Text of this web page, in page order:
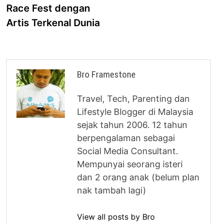
Race Fest dengan
Artis Terkenal Dunia
Bro Framestone
Travel, Tech, Parenting dan
Lifestyle Blogger di Malaysia
sejak tahun 2006. 12 tahun
berpengalaman sebagai
Social Media Consultant.
Mempunyai seorang isteri
dan 2 orang anak (belum plan
nak tambah lagi)
View all posts by Bro